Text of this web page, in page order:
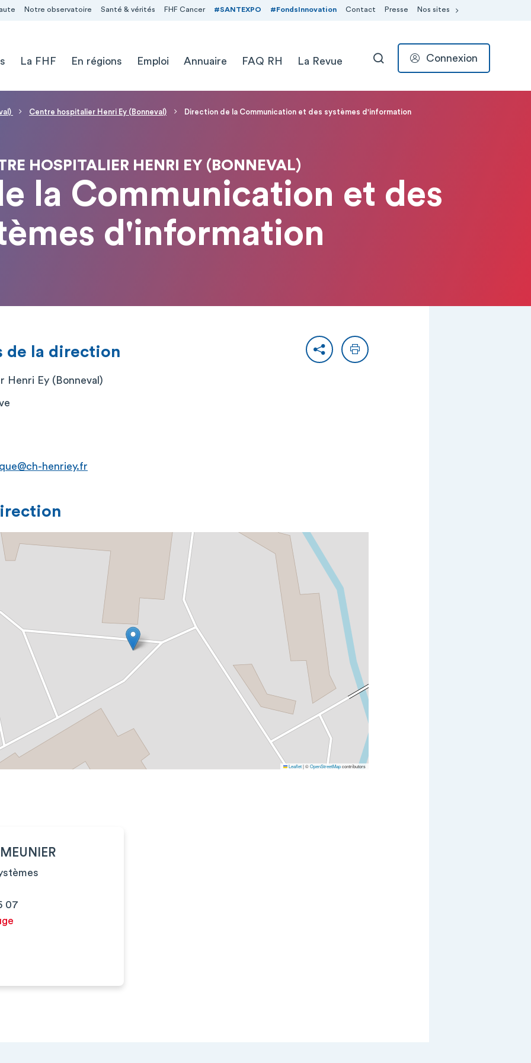
Notre observatoire Santé & vérités FHF Cancer #SANTEXPO #FondsInnovation Contact Presse Nos sites
La FHF En régions Emploi Annuaire FAQ RH La Revue RECHERCHER
Connexion
Centre hospitalier Henri Ey (Bonneval) Direction de la Communication et des systèmes d'information
HOSPITALIER HENRI EY (BONNEVAL)
la Communication et des
d'information
PartagerImprimer
de la direction
Henri Ey (Bonneval)
henriey.fr
Leaflet|©OpenStreetMapcontributors
07